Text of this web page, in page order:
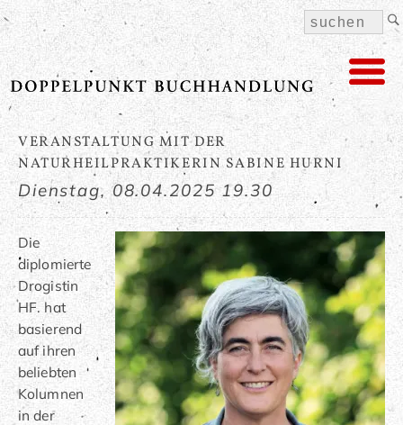
VERANSTALTUNG MIT DER
NATURHEILPRAKTIKERIN SABINE HURNI
Dienstag,08.04.2025 19.30
Die
diplomierte
Drogistin
HF. hat
basierend
auf ihren
beliebten
Kolumnen
in der